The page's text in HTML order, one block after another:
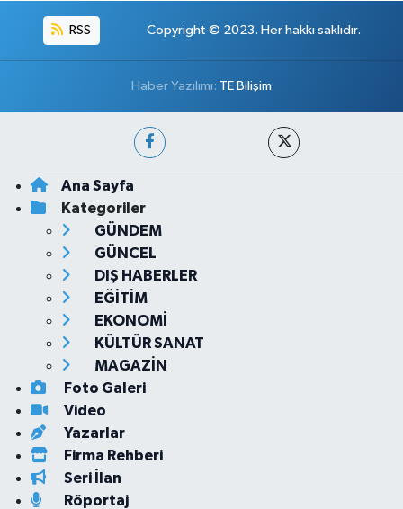
RSS Copyright © 2023. Her hakkı saklıdır.
Haber Yazılımı: TE Bilişim
Ana Sayfa
Kategoriler
GÜNDEM
GÜNCEL
DIŞ HABERLER
EĞİTİM
EKONOMİ
KÜLTÜR SANAT
MAGAZİN
Foto Galeri
Video
Yazarlar
Firma Rehberi
Seri İlan
Röportaj